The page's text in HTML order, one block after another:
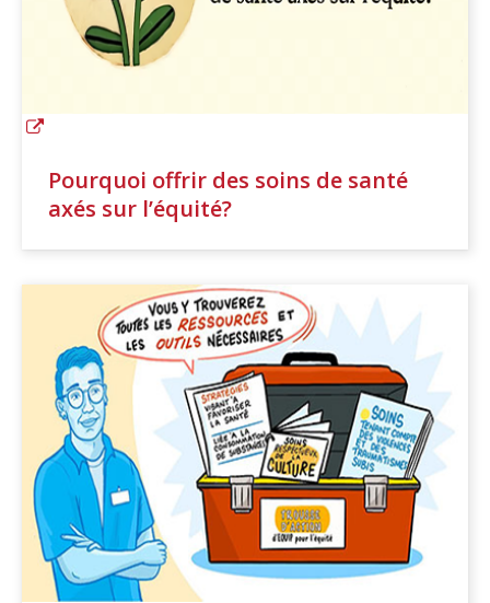
Pourquoi offrir des soins de santé
axés sur l’équité?